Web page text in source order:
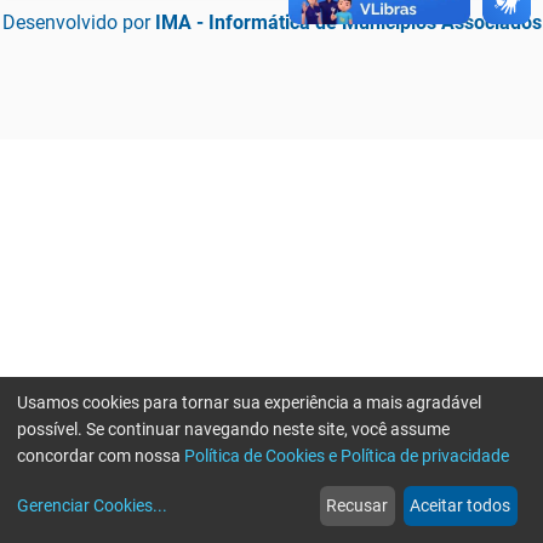
Desenvolvido por IMA - Informática de Municípios Associados
web
Notícias
more_horiz
Mais
Usamos cookies para tornar sua experiência a mais agradável
possível. Se continuar navegando neste site, você assume
concordar com nossa Política de Cookies e Política de privacidade
Gerenciar Cookies... Recusar Aceitar todos
Erro ao enviar informações, por favor tente novamente